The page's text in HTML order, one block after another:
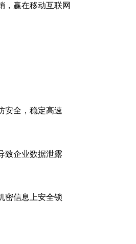
，赢在移动互联网
安全，稳定高速
致企业数据泄露
密信息上安全锁